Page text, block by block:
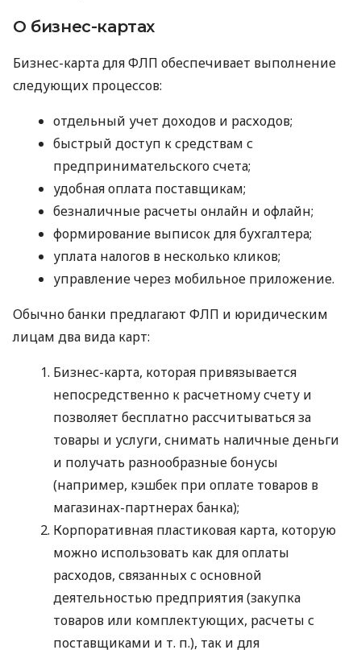
О бизнес-картах
Бизнес-карта для ФЛП обеспечивает выполнение
следующих процессов:
отдельный учет доходов и расходов;
быстрый доступ к средствам с
предпринимательского счета;
удобная оплата поставщикам;
безналичные расчеты онлайн и офлайн;
формирование выписок для бухгалтера;
уплата налогов в несколько кликов;
управление через мобильное приложение.
Обычно банки предлагают ФЛП и юридическим
лицам два вида карт:
Бизнес-карта, которая привязывается
непосредственно к расчетному счету и
позволяет бесплатно рассчитываться за
товары и услуги, снимать наличные деньги
и получать разнообразные бонусы
(например, кэшбек при оплате товаров в
магазинах-партнерах банка);
Корпоративная пластиковая карта, которую
можно использовать как для оплаты
расходов, связанных с основной
деятельностью предприятия (закупка
товаров или комплектующих, расчеты с
поставщиками и т. п.), так и для